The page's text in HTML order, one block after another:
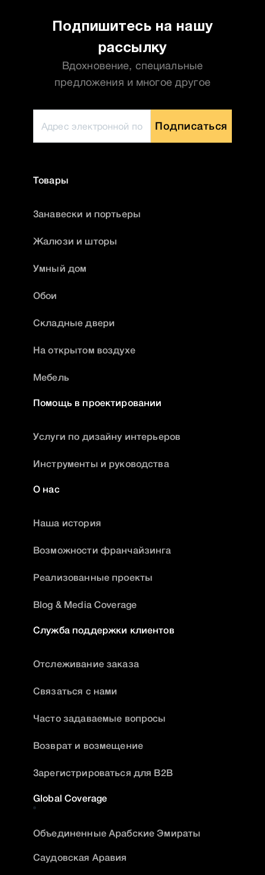
Подпишитесь на нашу
рассылку
Вдохновение, специальные
предложения и многое другое
Подписаться
Товары
Занавески и портьеры
Жалюзи и шторы
Умный дом
Обои
Складные двери
На открытом воздухе
Мебель
Помощь в проектировании
Услуги по дизайну интерьеров
Инструменты и руководства
О нас
Наша история
Возможности франчайзинга
Реализованные проекты
Blog & Media Coverage
Служба поддержки клиентов
Отслеживание заказа
Связаться с нами
Часто задаваемые вопросы
Возврат и возмещение
Зарегистрироваться для B2B
Global Coverage
Объединенные Арабские Эмираты
Саудовская Аравия